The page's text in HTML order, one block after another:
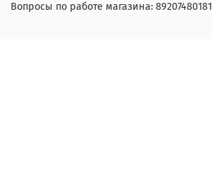
Вопросы по работе магазина: 89207480181